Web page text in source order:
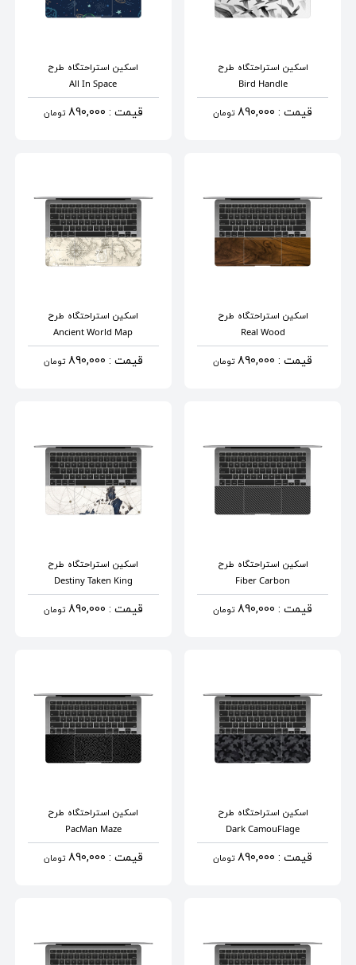
اسکین استراحتگاه طرح
Bird Handle
قیمت : 890,000 تومان
اسکین استراحتگاه طرح
All In Space
قیمت : 890,000 تومان
اسکین استراحتگاه طرح
Real Wood
قیمت : 890,000 تومان
اسکین استراحتگاه طرح
Ancient World Map
قیمت : 890,000 تومان
اسکین استراحتگاه طرح
Fiber Carbon
قیمت : 890,000 تومان
اسکین استراحتگاه طرح
Destiny Taken King
قیمت : 890,000 تومان
اسکین استراحتگاه طرح
Dark CamouFlage
قیمت : 890,000 تومان
اسکین استراحتگاه طرح
PacMan Maze
قیمت : 890,000 تومان